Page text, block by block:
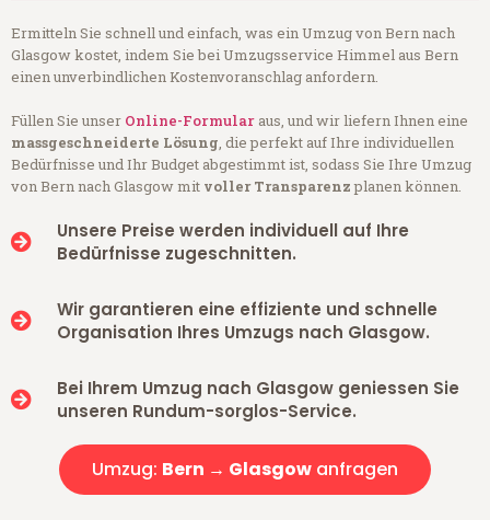
Ermitteln Sie schnell und einfach, was ein Umzug von Bern nach
Glasgow kostet, indem Sie bei Umzugsservice Himmel aus Bern
einen unverbindlichen Kostenvoranschlag anfordern.
Füllen Sie unser Online-Formular aus, und wir liefern Ihnen eine
massgeschneiderte Lösung, die perfekt auf Ihre individuellen
Bedürfnisse und Ihr Budget abgestimmt ist, sodass Sie Ihre Umzug
von Bern nach Glasgow mit voller Transparenzplanen können.
Unsere Preise werden individuell auf Ihre
Bedürfnisse zugeschnitten.
Wir garantieren eine effiziente und schnelle
Organisation Ihres Umzugs nach Glasgow.
Bei Ihrem Umzug nach Glasgow geniessen Sie
unseren Rundum-sorglos-Service.
Umzug: Bern → Glasgow anfragen